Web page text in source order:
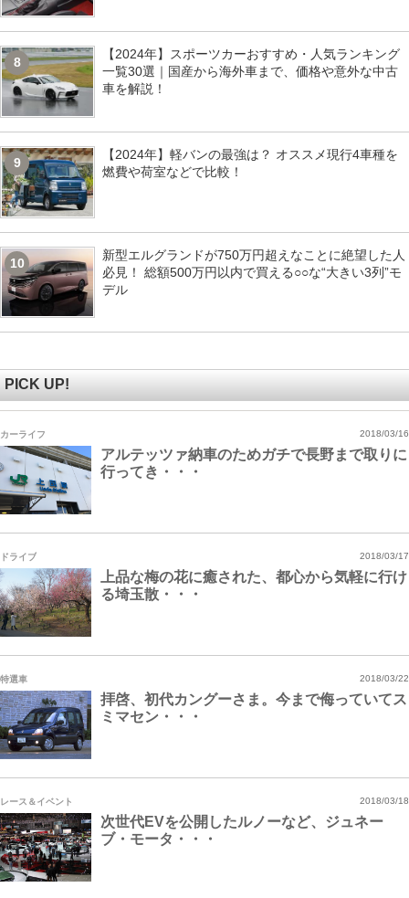
8
【2024年】スポーツカーおすすめ・人気ランキング
一覧30選｜国産から海外車まで、価格や意外な中古
車を解説！
9
【2024年】軽バンの最強は？ オススメ現行4車種を
燃費や荷室などで比較！
10
新型エルグランドが750万円超えなことに絶望した人
必見！ 総額500万円以内で買える○○な“大きい3列”モ
デル
PICK UP!
カーライフ
アルテッツァ納車のためガチで長野まで取りに
行ってき・・・
2018/03/16
ドライブ
上品な梅の花に癒された、都心から気軽に行け
る埼玉散・・・
2018/03/17
特選車
拝啓、初代カングーさま。今まで侮っていてス
ミマセン・・・
2018/03/22
レース＆イベント
次世代EVを公開したルノーなど、ジュネー
ブ・モータ・・・
2018/03/18